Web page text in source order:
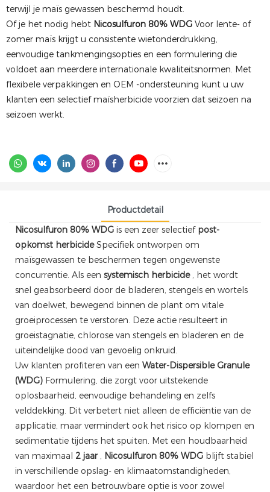
terwijl je maïs gewassen beschermd houdt.
Of je het nodig hebt Nicosulfuron 80% WDG Voor lente- of
zomer maïs krijgt u consistente wietonderdrukking,
eenvoudige tankmengingsopties en een formulering die
voldoet aan meerdere internationale kwaliteitsnormen. Met
flexibele verpakkingen en OEM -ondersteuning kunt u uw
klanten een selectief maïsherbicide voorzien dat seizoen na
seizoen werkt.
Productdetail
Nicosulfuron 80% WDG is een zeer selectief post-
opkomst herbicideSpecifiek ontworpen om
maïsgewassen te beschermen tegen ongewenste
concurrentie. Als een systemisch herbicide , het wordt
snel geabsorbeerd door de bladeren, stengels en wortels
van doelwet, bewegend binnen de plant om vitale
groeiprocessen te verstoren. Deze actie resulteert in
groeistagnatie, chlorose van stengels en bladeren en de
uiteindelijke dood van gevoelig onkruid.
Uw klanten profiteren van een Water-Dispersible Granule
(WDG) Formulering, die zorgt voor uitstekende
oplosbaarheid, eenvoudige behandeling en zelfs
velddekking. Dit verbetert niet alleen de efficiëntie van de
applicatie, maar vermindert ook het risico op klompen en
sedimentatie tijdens het spuiten. Met een houdbaarheid
van maximaal 2 jaar , Nicosulfuron 80% WDG blijft stabiel
in verschillende opslag- en klimaatomstandigheden,
waardoor het een betrouwbare optie is voor zowel